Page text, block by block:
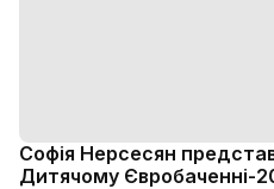
Софія Нерсесян
Дитячому Євробаченні-